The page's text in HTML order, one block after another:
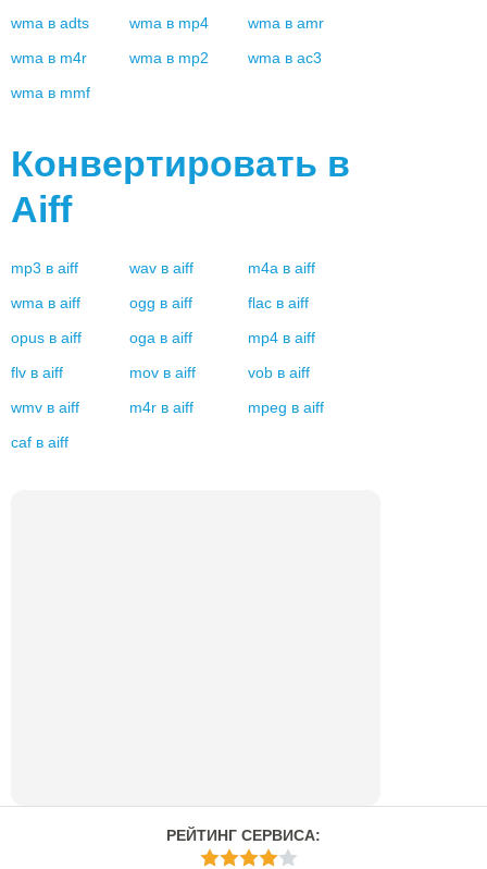
wma в adts wma в mp4 wma в amr
wma в m4r wma в mp2 wma в ac3
wma в mmf
Конвертировать в
Aiff
mp3 в aiff wav в aiff m4a в aiff
wma в aiff ogg в aiff flac в aiff
opus в aiff oga в aiff mp4 в aiff
flv в aiff mov в aiff vob в aiff
wmv в aiff m4r в aiff mpeg в aiff
caf в aiff
РЕЙТИНГ СЕРВИСА: